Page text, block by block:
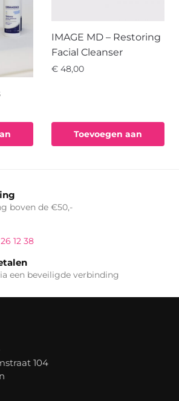
IMAGE MD – Restoring
Facial Cleanser
€ 48,00
Toevoegen aan
boven de €50,-
12 38
een beveiligde verbinding
104